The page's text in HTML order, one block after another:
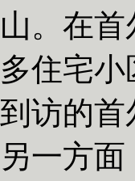
山。在
多住宅
到访的
另一方